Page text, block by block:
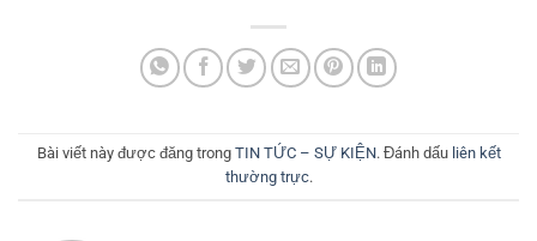
Bài viết này được đăng trong TIN TỨC – SỰ KIỆN. Đánh dấu liên kết
thường trực.